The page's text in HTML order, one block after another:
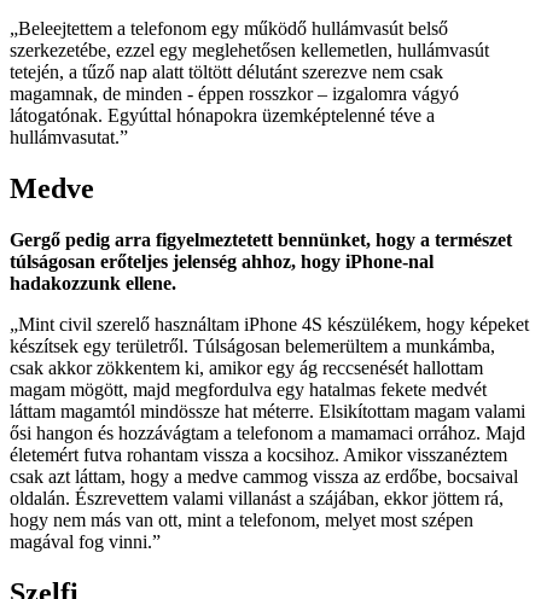
„Beleejtettem a telefonom egy működő hullámvasút belső
szerkezetébe, ezzel egy meglehetősen kellemetlen, hullámvasút
tetején, a tűző nap alatt töltött délutánt szerezve nem csak
magamnak, de minden - éppen rosszkor – izgalomra vágyó
látogatónak. Egyúttal hónapokra üzemképtelenné téve a
hullámvasutat.”
Medve
Gergő pedig arra figyelmeztetett bennünket, hogy a természet
túlságosan erőteljes jelenség ahhoz, hogy iPhone-nal
hadakozzunk ellene.
„Mint civil szerelő használtam iPhone 4S készülékem, hogy képeket
készítsek egy területről. Túlságosan belemerültem a munkámba,
csak akkor zökkentem ki, amikor egy ág reccsenését hallottam
magam mögött, majd megfordulva egy hatalmas fekete medvét
láttam magamtól mindössze hat méterre. Elsikítottam magam valami
ősi hangon és hozzávágtam a telefonom a mamamaci orrához. Majd
életemért futva rohantam vissza a kocsihoz. Amikor visszanéztem
csak azt láttam, hogy a medve cammog vissza az erdőbe, bocsaival
oldalán. Észrevettem valami villanást a szájában, ekkor jöttem rá,
hogy nem más van ott, mint a telefonom, melyet most szépen
magával fog vinni.”